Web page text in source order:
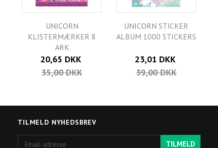
UNICORN
KLISTERMÆRKER 8
ARK
20,65 DKK
35,00 DKK
UNICORN STICKER
ALBUM 1000 STICKERS
23,01 DKK
39,00 DKK
TILMELD NYHEDSBREV
TILMELD